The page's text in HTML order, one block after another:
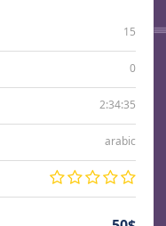
15
0
2:34:35
arabic